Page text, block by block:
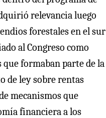
relevancia luego
forestales en el sur
al Congreso como
formaban parte de la
de ley sobre rentas
mecanismos que
financiera a los